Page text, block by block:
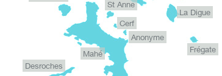
Desroches
Mahé
Anonyme
Cerf
St Anne
La Digue
Frégate